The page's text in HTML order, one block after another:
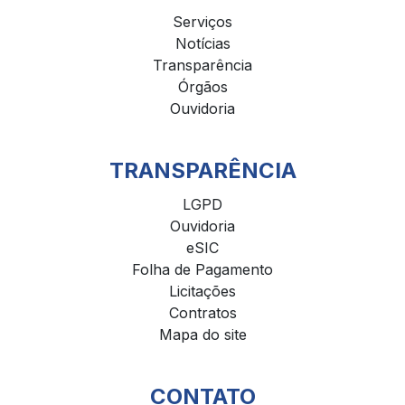
Serviços
Notícias
Transparência
Órgãos
Ouvidoria
TRANSPARÊNCIA
LGPD
Ouvidoria
eSIC
Folha de Pagamento
Licitações
Contratos
Mapa do site
CONTATO